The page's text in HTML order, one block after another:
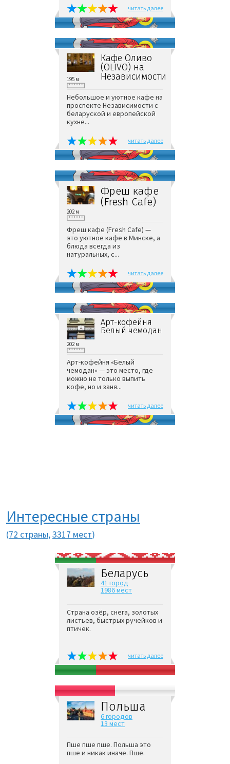
читать далее
Кафе Оливо
(OLIVO) на
Независимости
195 м
Небольшое и уютное кафе на
проспекте Независимости с
беларуской и европейской
кухне...
читать далее
Фреш кафе
(Fresh Cafe)
202 м
Фреш кафе (Fresh Cafe) —
это уютное кафе в Минске, а
блюда всегда из
натуральных, с...
читать далее
Арт-кофейня
Белый чемодан
202 м
Арт-кофейня «Белый
чемодан» — это место, где
можно не только выпить
кофе, но и заня...
читать далее
Интересные страны
(72 страны,3317 мест)
Беларусь
41 город
1986 мест
Страна озёр, снега, золотых
листьев, быстрых ручейков и
птичек.
читать далее
Польша
6 городов
13 мест
Пше пше пше. Польша это
пше и никак иначе. Пше.